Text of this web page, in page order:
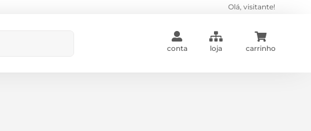
Olá, visitante!
conta loja carrinho